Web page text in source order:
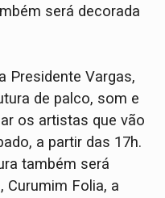
será decorada
Presidente Vargas,
de palco, som e
os artistas que vão
a partir das 17h.
também será
Curumim Folia, a